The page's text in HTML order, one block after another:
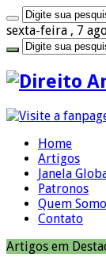
sexta-feira , 7
Home
Artigos
Janela
Patronos
Quem
Contato
Artigos em